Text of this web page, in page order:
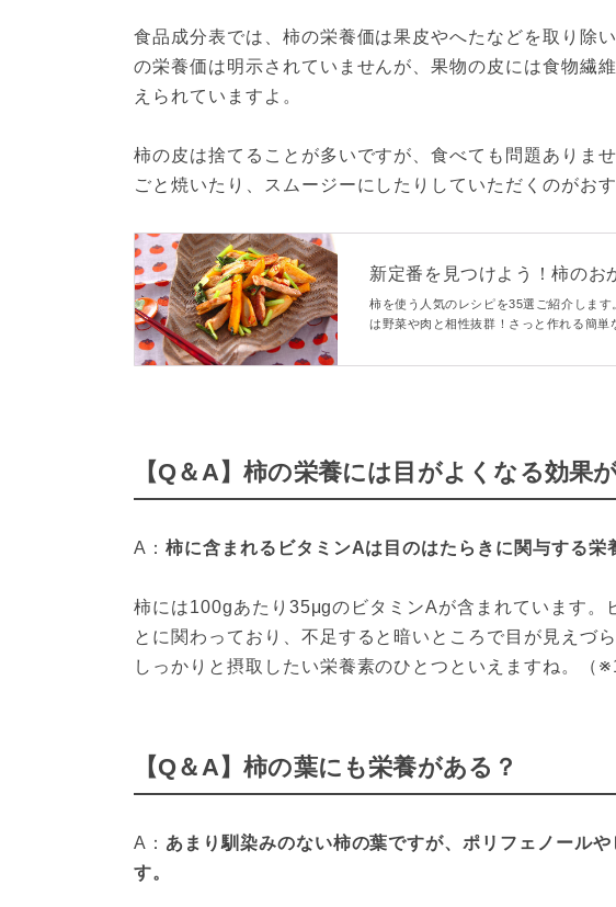
食品成分表では、柿の栄養価は果皮やへたなどを取り除
の栄養価は明示されていませんが、果物の皮には食物繊
えられていますよ。
柿の皮は捨てることが多いですが、食べても問題ありま
ごと焼いたり、スムージーにしたりしていただくのがお
新定番を見つけよう！柿のお
柿を使う人気のレシピを35選ご紹介しま
は野菜や肉と相性抜群！さっと作れる簡単
見ですよ。
【Q＆A】柿の栄養には目がよくなる効果
A： 柿に含まれるビタミンAは目のはたらきに関与する栄
柿には100gあたり35μgのビタミンAが含まれています。
とに関わっており、不足すると暗いところで目が見えづ
しっかりと摂取したい栄養素のひとつといえますね。（
【Q＆A】柿の葉にも栄養がある？
A： あまり馴染みのない柿の葉ですが、ポリフェノール
す。